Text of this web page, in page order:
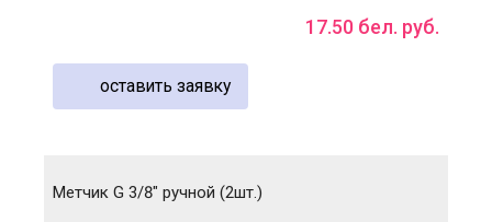
17.50 бел. руб.
оставить заявку
Метчик G 3/8" ручной (2шт.)